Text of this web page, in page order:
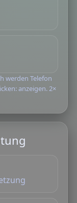
werden Telefon
anzeigen. 2×